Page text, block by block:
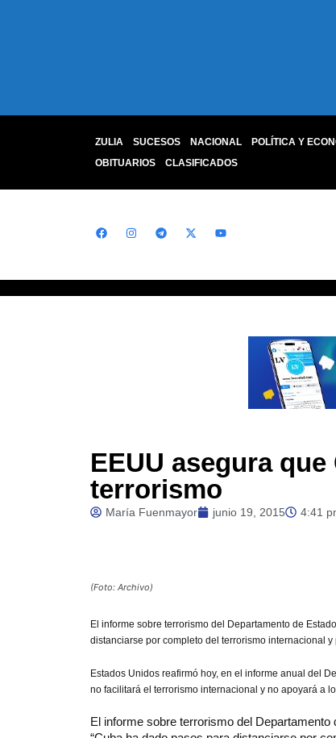
ZULIA SUCESOS NACIONAL POLÍTICA Y
OBITUARIOS
CLASIFICADOS
EEUU asegura
terrorismo
María Fuenmayor junio 19, 2015 4:41
(Foto: Archivo)
El informe sobre terrorismo del Departamento de
distanciarse por completo del terrorismo internacional
Estados Unidos reafirmó hoy, en el informe anual del
no facilitará el terrorismo internacional y no apoyará a
El informe sobre terrorismo del